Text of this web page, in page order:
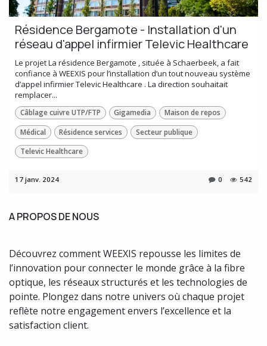
Résidence Bergamote - Installation d'un
réseau d'appel infirmier Televic Healthcare
Le projet La résidence Bergamote , située à Schaerbeek, a fait
confiance à WEEXIS pour l’installation d’un tout nouveau système
d’appel infirmier Televic Healthcare . La direction souhaitait
remplacer...
Câblage cuivre UTP/FTP Gigamedia
Maison de repos
Médical
Résidence services
Secteur publique
Televic Healthcare
17 janv. 2024 0 542
A PROPOS DE NOUS
Découvrez comment WEEXIS repousse les limites de
l’innovation pour connecter le monde grâce à la fibre
optique, les réseaux structurés et les technologies de
pointe. Plongez dans notre univers où chaque projet
reflète notre engagement envers l’excellence et la
satisfaction client.